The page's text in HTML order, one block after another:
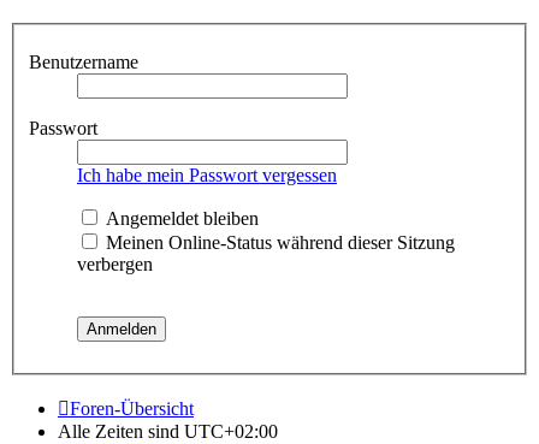
Benutzername
Passwort
Ich habe mein Passwort vergessen
Angemeldet bleiben
Meinen Online-Status während dieser Sitzung
verbergen
Foren-Übersicht
Alle Zeiten sind UTC+02:00